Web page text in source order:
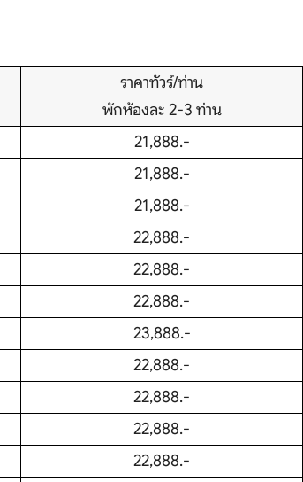
Search
ราคาทัวร์/ท่าน
พักห้องละ 2-3 ท่าน
21,888.-
21,888.-
21,888.-
22,888.-
22,888.-
22,888.-
23,888.-
22,888.-
22,888.-
22,888.-
22,888.-